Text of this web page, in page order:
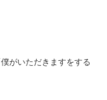
がいただきますをする